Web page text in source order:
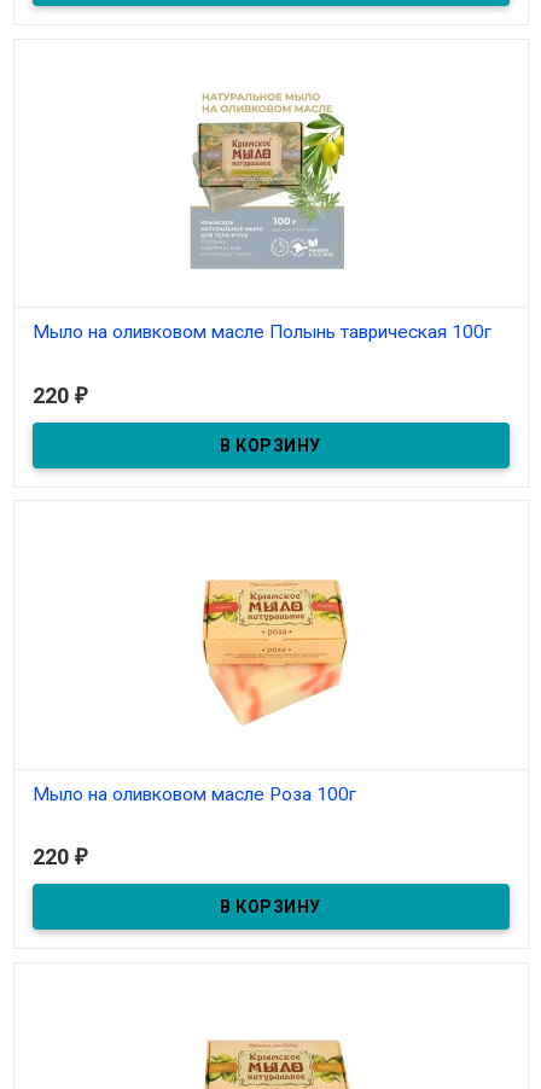
Мыло на оливковом масле Полынь таврическая 100г
220 ₽
Мыло на оливковом масле Роза 100г
220 ₽